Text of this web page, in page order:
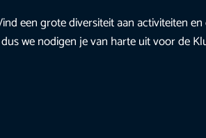
een grote diversiteit aan activiteiten
we nodigen je van harte uit voor de